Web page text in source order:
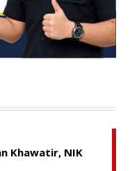
Khawatir, NIK